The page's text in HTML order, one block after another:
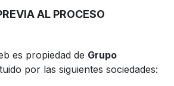
AL PROCESO
es propiedad de Grupo
por las siguientes sociedades: